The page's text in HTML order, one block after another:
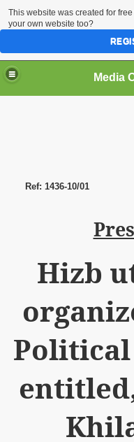
Ref: 1436-10/01
Hizb
This website was created for free
your own website too?